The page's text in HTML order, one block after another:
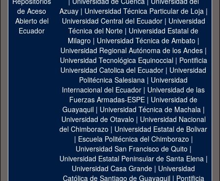
Azuay| Universidad Técnica Particular de Loja|
Universidad Central del Ecuador| Universidad
Técnica del Norte | Universidad Estatal de
Milagro | Universidad Técnica de Ambato |
Universidad Regional Autónoma de los Andes|
Universidad Tecnológica Equinoccial| Pontificia
Universidad Catolica del Ecuador | Universidad
Politécnica Salesiana | Universidad
Internacional del Ecuador | Universidad de las
Fuerzas Armadas-ESPE | Universidad de
Guayaquil| Universidad Técnica de Machala|
Universidad de Otavalo | Universidad Nacional
del Chimborazo | Universidad Estatal de Bolivar
| Escuela Politécnica del Chimborazo |
Universidad San Francisco de Quito |
Universidad Estatal Peninsular de Santa Elena|
Universidad Casa Grande | Universidad
Católica de Santiago de Guayaquil| Pontificia